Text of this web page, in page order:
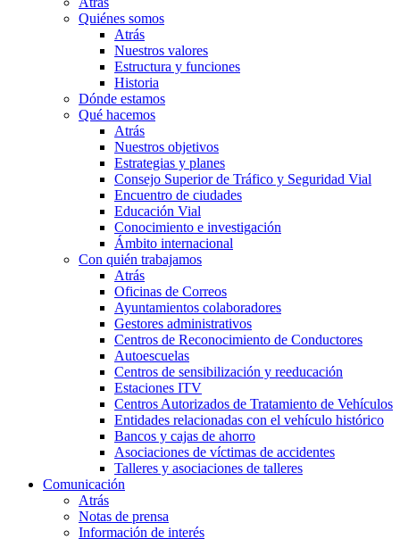
Quiénes somos
Atrás
Nuestros valores
Estructura y funciones
Historia
Dónde estamos
Qué hacemos
Atrás
Nuestros objetivos
Estrategias y planes
Consejo Superior de Tráfico y Seguridad Vial
Encuentro de ciudades
Educación Vial
Conocimiento e investigación
Ámbito internacional
Con quién trabajamos
Atrás
Oficinas de Correos
Ayuntamientos colaboradores
Gestores administrativos
Centros de Reconocimiento de Conductores
Autoescuelas
Centros de sensibilización y reeducación
Estaciones ITV
Centros Autorizados de Tratamiento de Vehículos
Entidades relacionadas con el vehículo histórico
Bancos y cajas de ahorro
Asociaciones de víctimas de accidentes
Talleres y asociaciones de talleres
Comunicación
Atrás
Notas de prensa
Información de interés